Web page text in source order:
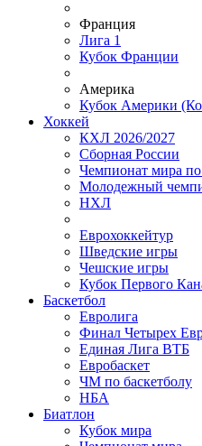
Франция
Лига 1
Кубок Франции
Америка
Кубок Америки
Хоккей
КХЛ 2026/2027
Сборная России
Чемпионат мира
Молодежный
НХЛ
Еврохоккейтур
Шведские игры
Чешские игры
Кубок Первого
Баскетбол
Евролига
Финал Четырех
Единая Лига ВТБ
Евробаскет
ЧМ по баскетболу
НБА
Биатлон
Кубок мира